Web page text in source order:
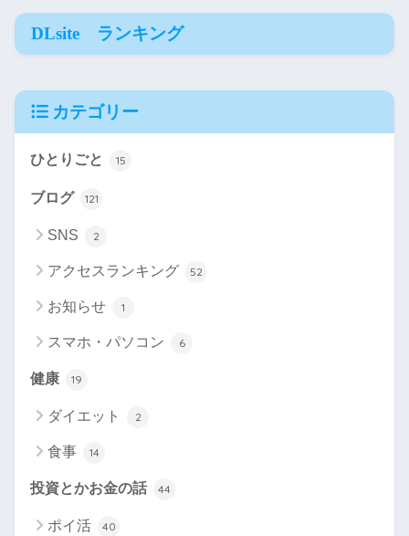
DLsite ランキング
カテゴリー
ひとりごと 15
ブログ 121
SNS 2
アクセスランキング 52
お知らせ 1
スマホ・パソコン 6
健康 19
ダイエット 2
食事 14
投資とかお金の話 44
ポイ活 40